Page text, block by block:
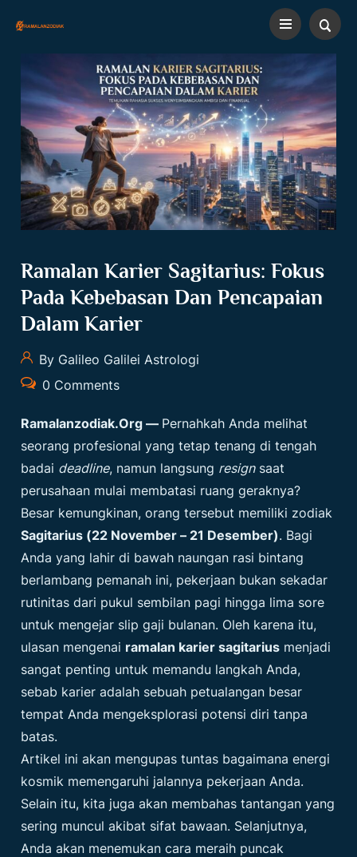
Ramalan Karier Sagitarius: Fokus
Pada Kebebasan Dan Pencapaian
Dalam Karier
By Galileo Galilei Astrologi
0 Comments
Ramalanzodiak.org — Pernahkah Anda melihat
seorang profesional yang tetap tenang di tengah
badai deadline, namun langsung resignsaat
perusahaan mulai membatasi ruang geraknya?
Besar kemungkinan, orang tersebut memiliki zodiak
Sagitarius (22 November – 21 Desember). Bagi
Anda yang lahir di bawah naungan rasi bintang
berlambang pemanah ini, pekerjaan bukan sekadar
rutinitas dari pukul sembilan pagi hingga lima sore
untuk mengejar slip gaji bulanan. Oleh karena itu,
ulasan mengenai ramalan karier sagitarius menjadi
sangat penting untuk memandu langkah Anda,
sebab karier adalah sebuah petualangan besar
tempat Anda mengeksplorasi potensi diri tanpa
batas.
Artikel ini akan mengupas tuntas bagaimana energi
kosmik memengaruhi jalannya pekerjaan Anda.
Selain itu, kita juga akan membahas tantangan yang
sering muncul akibat sifat bawaan. Selanjutnya,
Anda akan menemukan cara meraih puncak